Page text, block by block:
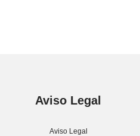
Aviso Legal
Aviso Legal